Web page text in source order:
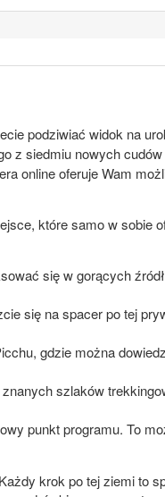
podziwiać widok na
z siedmiu nowych
online oferuje Wam
które samo w sobie
się w gorących
się na spacer po tej
gdzie można
szlaków
punkt programu. To
krok po tej ziemi to